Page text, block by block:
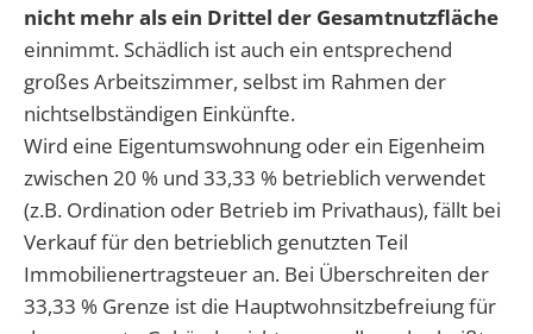
nicht mehr als ein Drittel der Gesamtnutzfläche
einnimmt. Schädlich ist auch ein entsprechend
großes Arbeitszimmer, selbst im Rahmen der
nichtselbständigen Einkünfte.
Wird eine Eigentumswohnung oder ein Eigenheim
zwischen 20 % und 33,33 % betrieblich verwendet
(z.B. Ordination oder Betrieb im Privathaus), fällt bei
Verkauf für den betrieblich genutzten Teil
Immobilienertragsteuer an. Bei Überschreiten der
33,33 % Grenze ist die Hauptwohnsitzbefreiung für